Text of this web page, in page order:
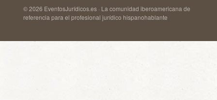
© 2026 EventosJurídicos.es · La comunidad iberoamericana de
referencia para el profesional jurídico hispanohablante